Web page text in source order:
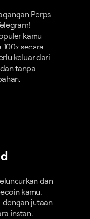
Perps
kamu
secara
keluar dari
tanpa
dan
kamu.
dengan jutaan
instan.